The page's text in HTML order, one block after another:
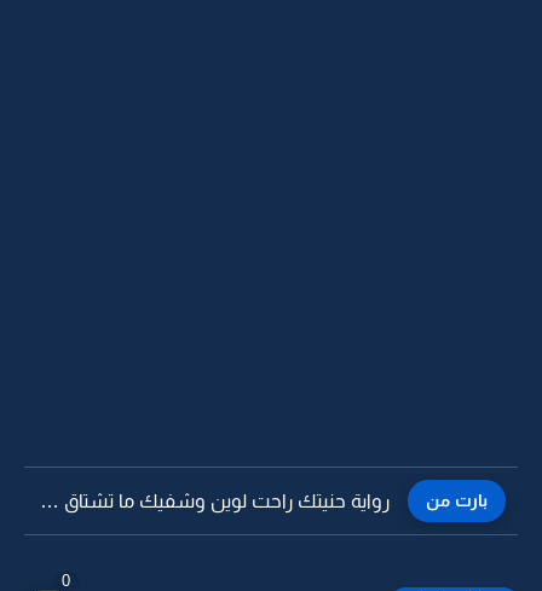
بارت من رواية حنيتك راحت لوين وشفيك ما تشتاق لي -4
0